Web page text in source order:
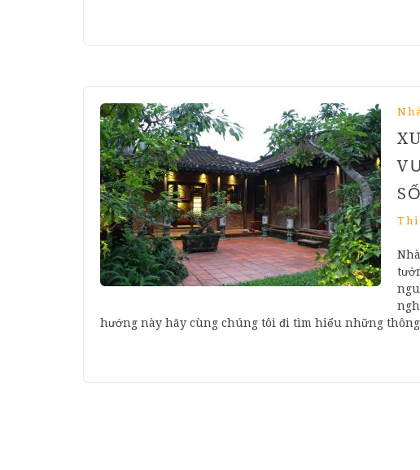
Thi
hướng này hãy cùng chúng tôi đi tìm hiểu những